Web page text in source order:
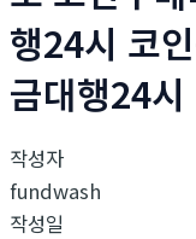
행24시 코
금대행24
작성자
fundwash
작성일